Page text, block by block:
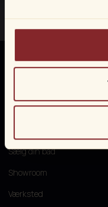
Information
Sælg din båd
Showroom
Værksted